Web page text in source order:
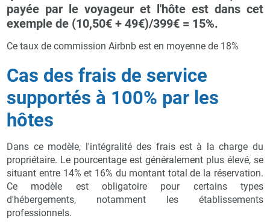
payée par le voyageur et l'hôte est dans cet
exemple de (10,50€ + 49€)/399€ = 15%.
Ce taux de commission Airbnb est en moyenne de 18%
Cas des frais de service
supportés à 100% par les
hôtes
Dans ce modèle, l'intégralité des frais est à la charge du
propriétaire. Le pourcentage est généralement plus élevé, se
situant entre 14% et 16% du montant total de la réservation.
Ce modèle est obligatoire pour certains types
d'hébergements, notamment les établissements
professionnels.